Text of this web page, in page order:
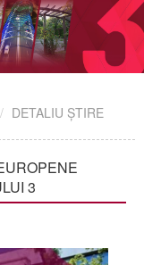
DETALIU ŞTIRE
3